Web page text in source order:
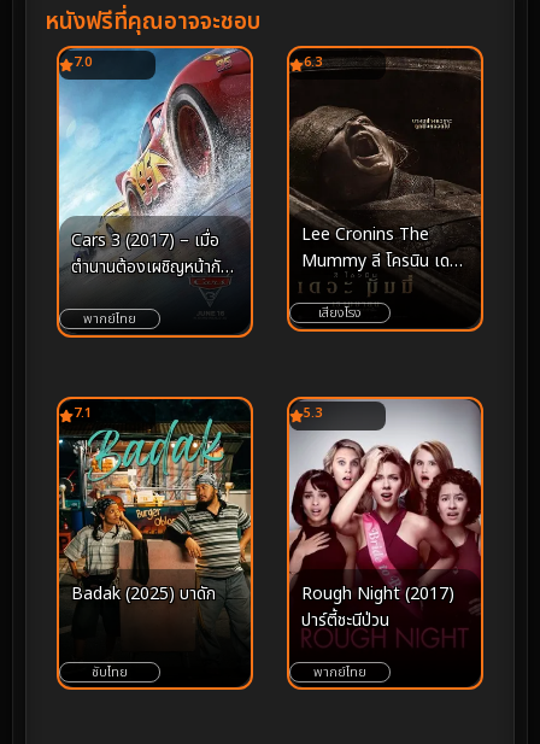
หนังฟรีที่คุณอาจจะชอบ
7.0
Cars 3 (2017) – เมื่อ
ตำนานต้องเผชิญหน้ากับ
กาลเวลา และบทพิสูจน์
แห่งจิตวิญญาณแชมป์ผู้
พากย์ไทย
6.3
Lee Cronins The
Mummy ลี โครนิน เดอะ
มัมมี่ (2026)
เสียงโรง
7.1
Badak (2025) บาดัก
ซับไทย
5.3
Rough Night (2017)
ปาร์ตี้ชะนีป่วน
พากย์ไทย